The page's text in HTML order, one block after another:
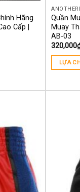
Hãng
Cấp |
Quần
Muay
AB-03
320,000
LỰA
thích